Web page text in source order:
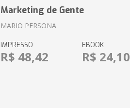
Marketing de Gente
MARIO PERSONA
IMPRESSO
R$ 48,42
EBOOK
R$ 24,10